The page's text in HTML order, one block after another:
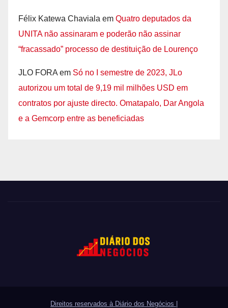
Félix Katewa Chaviala em Quatro deputados da
UNITA não assinaram e poderão não assinar
“fracassado” processo de destituição de Lourenço
JLO FORA em Só no I semestre de 2023, JLo
autorizou um total de 9,19 mil milhões USD em
contratos por ajuste directo. Omatapalo, Dar Angola
e a Gemcorp entre as beneficiadas
Direitos reservados à Diário dos Negócios